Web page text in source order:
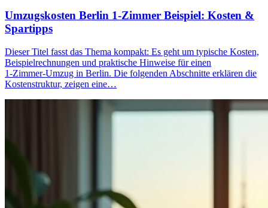
Umzugskosten Berlin 1‑Zimmer Beispiel: Kosten &
Spartipps
Dieser Titel fasst das Thema kompakt: Es geht um typische Kosten,
Beispielrechnungen und praktische Hinweise für einen
1‑Zimmer‑Umzug in Berlin. Die folgenden Abschnitte erklären die
Kostenstruktur, zeigen eine…